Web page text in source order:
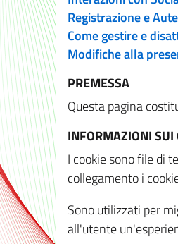
Registrazione e
Come gestire e
Modifiche alla
PREMESSA
Questa pagina
INFORMAZIONI SUI
I cookie sono file di
collegamento i
Sono utilizzati per
all'utente